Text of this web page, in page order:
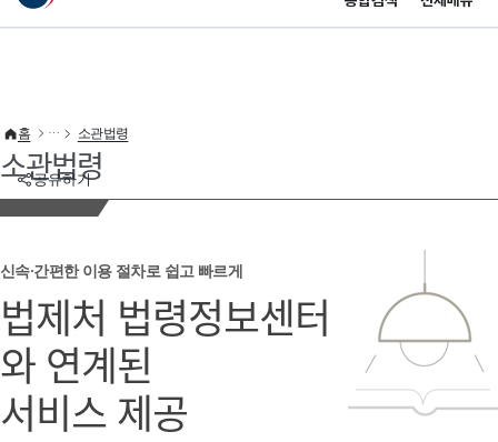
이 누리집은 대한민국 공식 전자정부 누리집입니다.
공유하기
홈 소관법령
소관법령
신속·간편한 이용 절차로 쉽고 빠르게
법제처 법령정보센터
와 연계된
서비스 제공